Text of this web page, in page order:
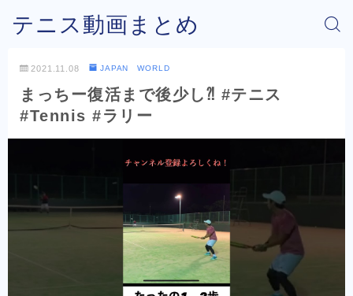
テニス動画まとめ
2021.11.08 JAPAN WORLD
まっちー復活まで後少し⁈ #テニス
#Tennis #ラリー